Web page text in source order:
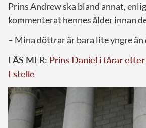
Prins Andrew ska bland annat,
kommenterat hennes ålder innan
– Mina döttrar är bara lite yngre än
LÄS MER: Prins Daniel i tårar
Estelle